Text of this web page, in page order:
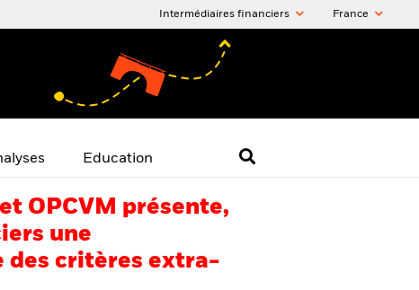
Intermédiaires financiers France
Education
OPCVM présente,
une
des critères extra-